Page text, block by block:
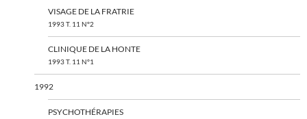
VISAGE DE LA FRATRIE
1993 T. 11 N°2
CLINIQUE DE LA HONTE
1993 T. 11 N°1
1992
PSYCHOTHÉRAPIES